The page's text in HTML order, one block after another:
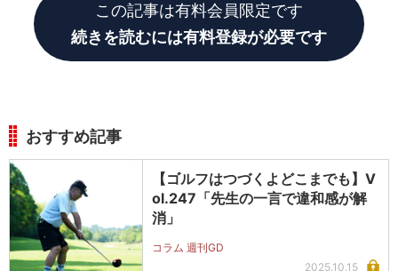
この記事は有料会員限定です
続きを読むには有料登録が必要です
おすすめ記事
【ゴルフはつづくよどこまでも】V
ol.247「先生の一言で違和感が解
消」
コラム 週刊GD
2025.10.15